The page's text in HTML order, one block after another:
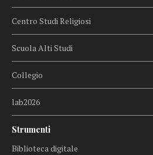
Centro Studi Religiosi
Scuola Alti Studi
Collegio
lab2026
Strumenti
Biblioteca digitale